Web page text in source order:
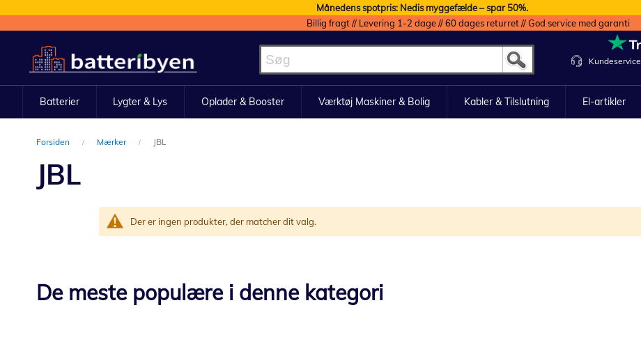
Månedens spotpris: Nedis myggefælde – spar 50%.
Billig fragt // Levering 1-2 dage // 60 dages returret // God service med garanti
to
Content
Kundeservice
Batterier Lygter & Lys Oplader & Booster Værktøj Maskiner & Bolig Kabler & Tilslutning El-artikler
Forsiden Mærker JBL
JBL
Der er ingen produkter, der matcher dit valg.
De meste populære i denne kategori